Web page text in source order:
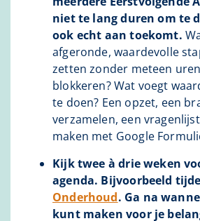
niet te lang duren om te
ook echt aan toekomt.
afgeronde, waardevolle
zetten zonder meteen
blokkeren? Wat voegt
te doen? Een opzet, een
verzamelen, een
maken met Google
Kijk twee à drie weken
agenda. Bijvoorbeeld
Onderhoud. Ga na
kunt maken voor je